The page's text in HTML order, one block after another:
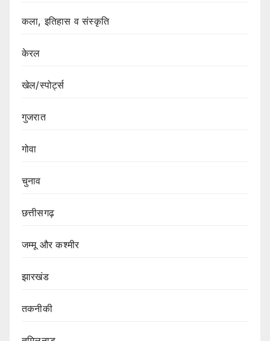
कला, इतिहास व संस्कृति
केरल
खेल/स्पोर्ट्स
गुजरात
गोवा
चुनाव
छत्तीसगढ़
जम्मू और कश्मीर
झारखंड
तकनीकी